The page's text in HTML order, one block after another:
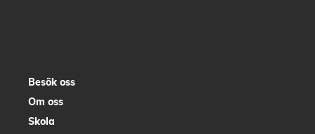
Besök oss
Om oss
Skola